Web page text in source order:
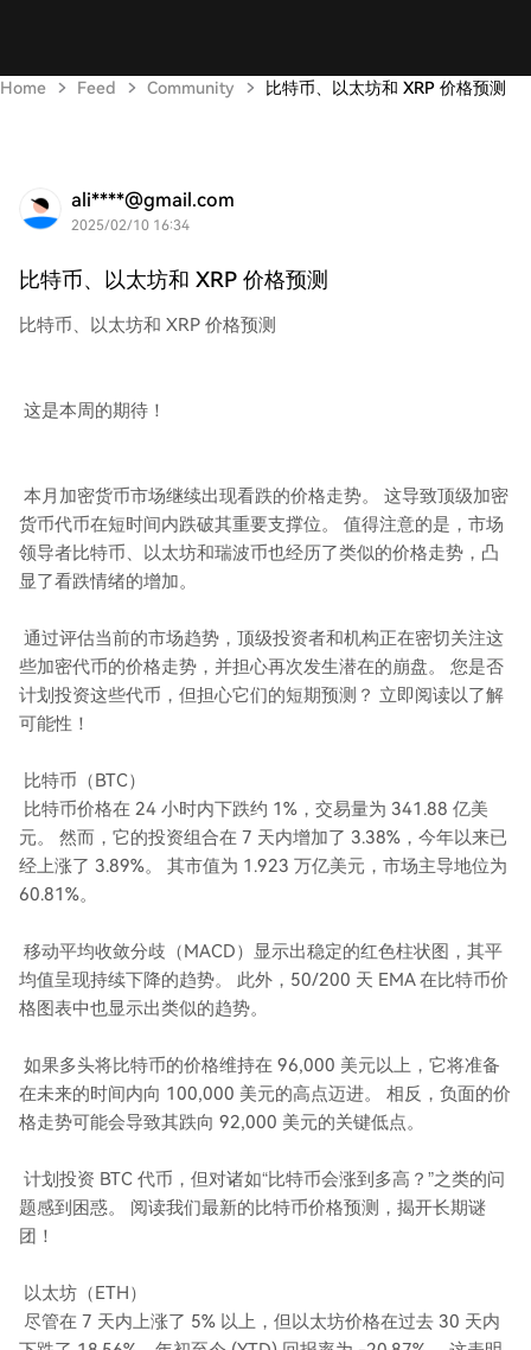
Home Feed Community 比特币、以太坊和 XRP 价格预测
ali****@gmail.com
2025/02/10 16:34
比特币、以太坊和 XRP 价格预测
比特币、以太坊和 XRP 价格预测
这是本周的期待！
本月加密货币市场继续出现看跌的价格走势。 这导致顶级加密
货币代币在短时间内跌破其重要支撑位。 值得注意的是，市场
领导者比特币、以太坊和瑞波币也经历了类似的价格走势，凸
显了看跌情绪的增加。
通过评估当前的市场趋势，顶级投资者和机构正在密切关注这
些加密代币的价格走势，并担心再次发生潜在的崩盘。 您是否
计划投资这些代币，但担心它们的短期预测？ 立即阅读以了解
可能性！
比特币（BTC）
比特币价格在 24 小时内下跌约 1%，交易量为 341.88 亿美
元。 然而，它的投资组合在 7 天内增加了 3.38%，今年以来已
经上涨了 3.89%。 其市值为 1.923 万亿美元，市场主导地位为
60.81%。
移动平均收敛分歧（MACD）显示出稳定的红色柱状图，其平
均值呈现持续下降的趋势。 此外，50/200 天 EMA 在比特币价
格图表中也显示出类似的趋势。
如果多头将比特币的价格维持在 96,000 美元以上，它将准备
在未来的时间内向 100,000 美元的高点迈进。 相反，负面的价
格走势可能会导致其跌向 92,000 美元的关键低点。
计划投资 BTC 代币，但对诸如“比特币会涨到多高？”之类的问
题感到困惑。 阅读我们最新的比特币价格预测，揭开长期谜
团！
以太坊（ETH）
尽管在 7 天内上涨了 5% 以上，但以太坊价格在过去 30 天内